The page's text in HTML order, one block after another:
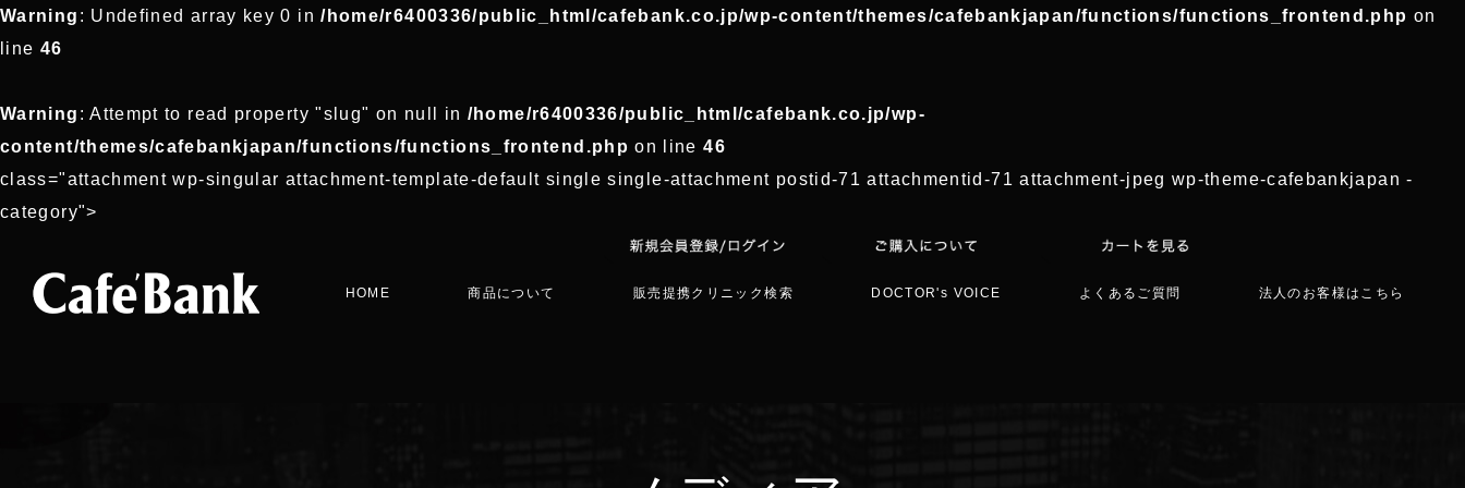
Warning : Undefined array key 0 in/home/r6400336/public_html/cafebank.co.jp/wp-content/themes/cafebankjapan/functions/functions_frontend.php on
line 46
Warning : Attempt to read property "slug" on null in /home/r6400336/public_html/cafebank.co.jp/wp-
content/themes/cafebankjapan/functions/functions_frontend.php on line46
class="attachment wp-singular attachment-template-default single single-attachment postid-71 attachmentid-71 attachment-jpeg wp-theme-cafebankjapan -
category">
HOME 商品について 販売提携クリニック検索 DOCTOR's VOICE よくあるご質問 法人のお客様はこちら